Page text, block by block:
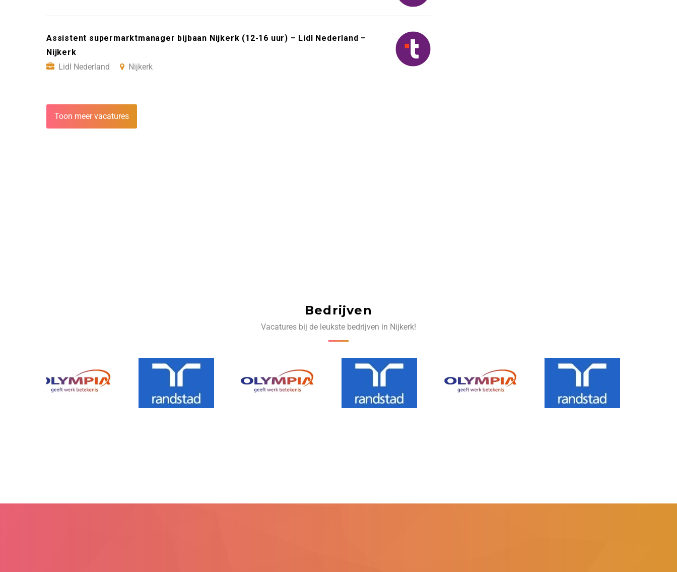
Assistent supermarktmanager bijbaan Nijkerk (12-16 uur) – Lidl Nederland –
Nijkerk
Lidl Nederland
Nijkerk
Toon meer vacatures
Bedrijven
Vacatures bij de leukste bedrijven in Nijkerk!